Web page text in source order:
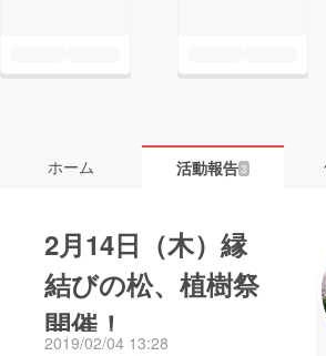
ホーム 活動報告3
2月14日（木）縁
結びの松、植樹祭
開催！
2019/02/04 13:28